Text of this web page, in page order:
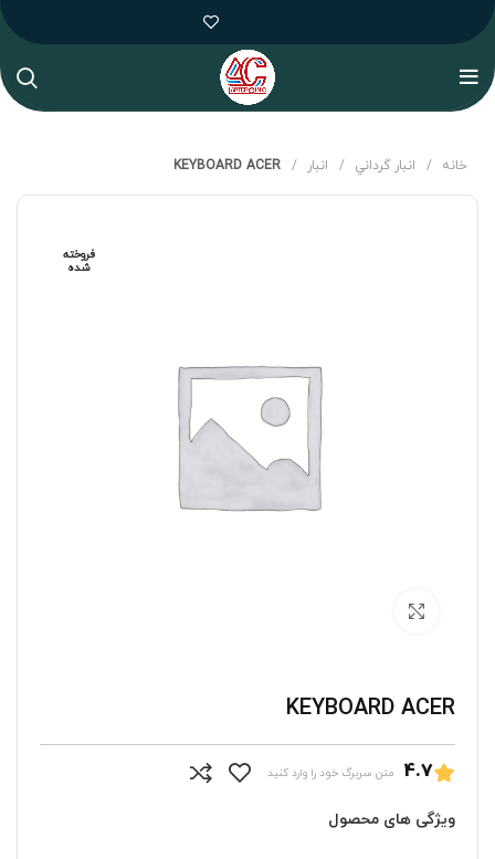
خانه انبار گرداني انبار KEYBOARD ACER
فروخته
شده
KEYBOARD ACER
4.7 متن سربرگ خود را وارد کنید
ویژگی های محصول